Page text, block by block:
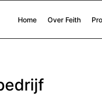
Home Over Feith